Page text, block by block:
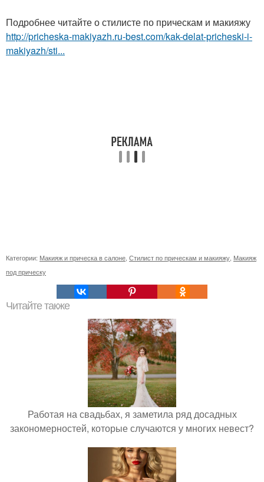
Подробнее читайте о стилисте по прическам и макияжу
http://pricheska-makiyazh.ru-best.com/kak-delat-pricheski-i-
makiyazh/sti...
Категории: Макияж и прическа в салоне Стилист по прическам и макияжу Макияж
под прическу
Читайте также
Работая на свадьбах, я заметила ряд досадных
закономерностей, которые случаются у многих невест?